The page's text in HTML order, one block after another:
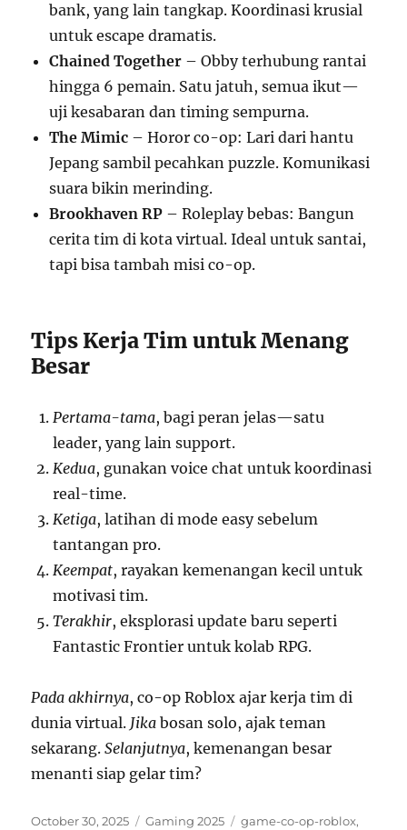
bank, yang lain tangkap. Koordinasi krusial
untuk escape dramatis.
Chained Together – Obby terhubung rantai
hingga 6 pemain. Satu jatuh, semua ikut—
uji kesabaran dan timing sempurna.
The Mimic – Horor co-op: Lari dari hantu
Jepang sambil pecahkan puzzle. Komunikasi
suara bikin merinding.
Brookhaven RP – Roleplay bebas: Bangun
cerita tim di kota virtual. Ideal untuk santai,
tapi bisa tambah misi co-op.
Tips Kerja Tim untuk Menang
Besar
Pertama-tama, bagi peran jelas—satu
leader, yang lain support.
Kedua, gunakan voice chat untuk koordinasi
real-time.
Ketiga, latihan di mode easy sebelum
tantangan pro.
Keempat, rayakan kemenangan kecil untuk
motivasi tim.
Terakhir, eksplorasi update baru seperti
Fantastic Frontier untuk kolab RPG.
Pada akhirnya, co-op Roblox ajar kerja tim di
dunia virtual. Jika bosan solo, ajak teman
sekarang.Selanjutnya, kemenangan besar
menanti siap gelar tim?
Posted
October 30, 2025 Categories
Gaming 2025 Tags
game-co-op-roblox,